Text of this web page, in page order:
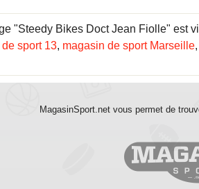
"Steedy Bikes Doct Jean Fiolle" est
sport 13, magasin de sport Marseille,
MagasinSport.net vous permet de